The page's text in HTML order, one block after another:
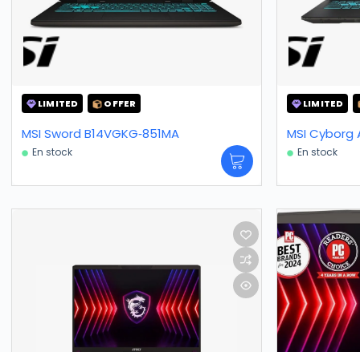
LIMITED OFFER
MSI Sword B14VGKG‑851MA
En stock
LIMITED
MSI Cyborg
En stock